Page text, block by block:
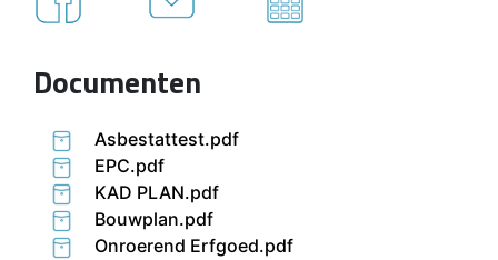
Documenten
Asbestattest.pdf
EPC.pdf
KAD PLAN.pdf
Bouwplan.pdf
Onroerend Erfgoed.pdf